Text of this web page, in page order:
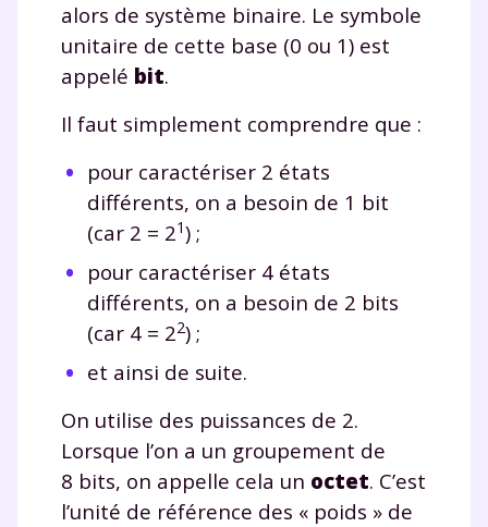
alors de système binaire. Le symbole
unitaire de cette base (0 ou 1) est
appelé bit.
Il faut simplement comprendre que :
pour caractériser 2 états
différents, on a besoin de 1 bit
(car 2 = 21) ;
pour caractériser 4 états
différents, on a besoin de 2 bits
(car 4 = 22) ;
et ainsi de suite.
On utilise des puissances de 2.
Lorsque l’on a un groupement de
8 bits, on appelle cela un octet. C’est
l’unité de référence des « poids » de